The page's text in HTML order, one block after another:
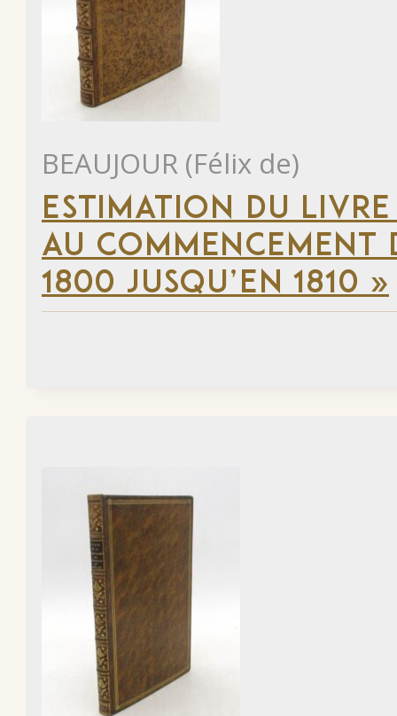
BEAUJOUR (Félix de)
ESTIMATION DU
AU COMMENCEMENT
1800 JUSQU’EN 1810 »